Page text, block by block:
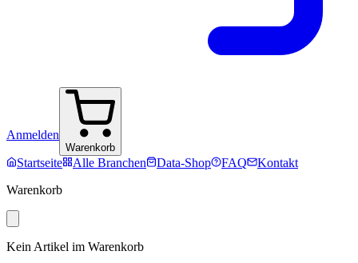
Anmelden
Warenkorb
Startseite Alle Branchen Data-Shop FAQ
Kontakt
Warenkorb
Kein Artikel im Warenkorb